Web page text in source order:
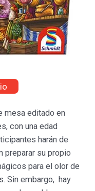
mesa editado en
con una edad
harán de
preparar su propio
para el olor de
Sin embargo, hay